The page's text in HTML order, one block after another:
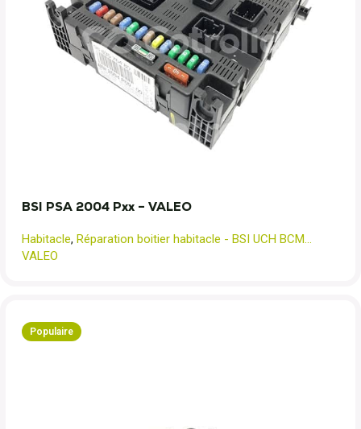
BSI PSA 2004 Pxx – VALEO
Habitacle, Réparation boitier habitacle - BSI UCH BCM...
VALEO
Populaire